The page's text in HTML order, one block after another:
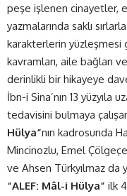
peşe işlenen cinayetler,
yazmalarında saklı
karakterlerin
kavramları, aile bağları
derinlikli bir hikayeye
İbn-i Sina’nın 13 yüzyıla
tedavisini bulmaya
Hülya”nın kadrosunda
Mincinozlu, Emel
ve Ahsen Türkyılmaz da
“ALEF: Mâl-i Hülya” ilk